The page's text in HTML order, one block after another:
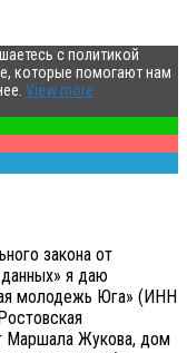
с политикой
которые помогают нам
View more
закона от
я даю
молодежь Юга» (ИНН
Маршала Жукова, дом